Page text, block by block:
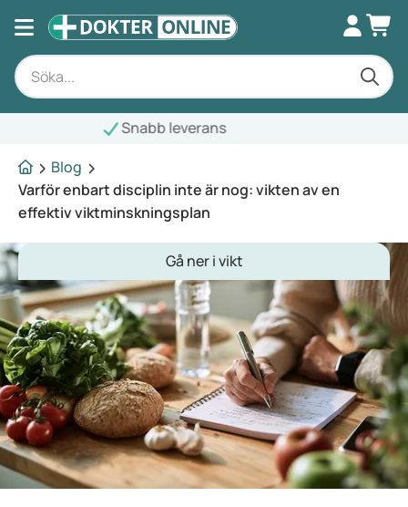
Blog
Varför enbart disciplin inte är nog: vikten av en
effektiv viktminskningsplan
Gå ner i vikt